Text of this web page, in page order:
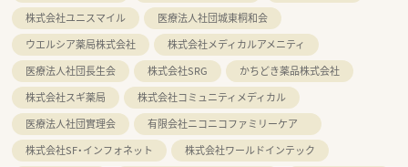
株式会社ユニスマイル
医療法人社団城東桐和会
ウエルシア薬局株式会社
株式会社メディカルアメニティ
医療法人社団長生会
株式会社SRG
かちどき薬品株式会社
株式会社スギ薬局
株式会社コミュニティメディカル
医療法人社団實理会
有限会社ニコニコファミリーケア
株式会社SF・インフォネット
株式会社ワールドインテック